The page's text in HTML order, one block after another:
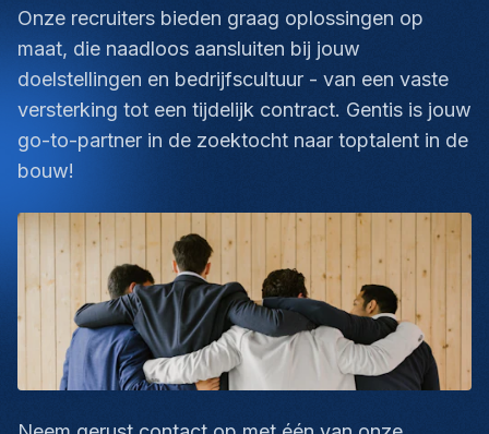
Onze recruiters bieden graag oplossingen op
maat, die naadloos aansluiten bij jouw
doelstellingen en bedrijfscultuur - van een vaste
versterking tot een tijdelijk contract. Gentis is jouw
go-to-partner in de zoektocht naar toptalent in de
bouw!